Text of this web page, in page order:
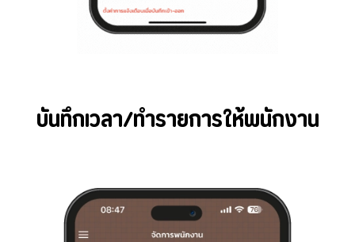
บันทึกเวลา/ทำรายการให้พนักงาน